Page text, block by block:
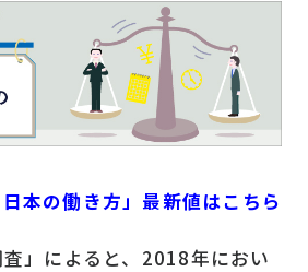
本の働き方」最新値はこちら
」によると、2018年におい